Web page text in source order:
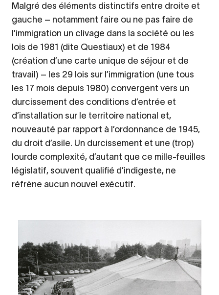
Malgré des éléments distinctifs entre droite et
gauche – notamment faire ou ne pas faire de
l’immigration un clivage dans la société ou les
lois de 1981 (dite Questiaux) et de 1984
(création d’une carte unique de séjour et de
travail) – les 29 lois sur l’immigration (une tous
les 17 mois depuis 1980) convergent vers un
durcissement des conditions d’entrée et
d’installation sur le territoire national et,
nouveauté par rapport à l’ordonnance de 1945,
du droit d’asile. Un durcissement et une (trop)
lourde complexité, d’autant que ce mille-feuilles
législatif, souvent qualifié d’indigeste, ne
réfrène aucun nouvel exécutif.